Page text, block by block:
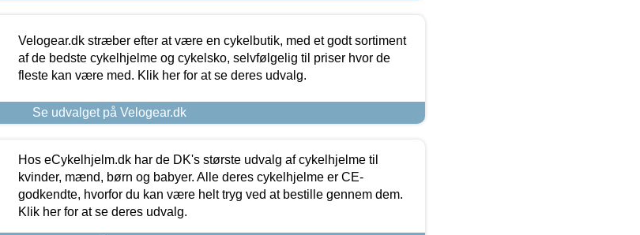
Velogear.dk stræber efter at være en cykelbutik, med et godt sortiment
af de bedste cykelhjelme og cykelsko, selvfølgelig til priser hvor de
fleste kan være med. Klik her for at se deres udvalg.
Se udvalget på Velogear.dk
Hos eCykelhjelm.dk har de DK's største udvalg af cykelhjelme til
kvinder, mænd, børn og babyer. Alle deres cykelhjelme er CE-
godkendte, hvorfor du kan være helt tryg ved at bestille gennem dem.
Klik her for at se deres udvalg.